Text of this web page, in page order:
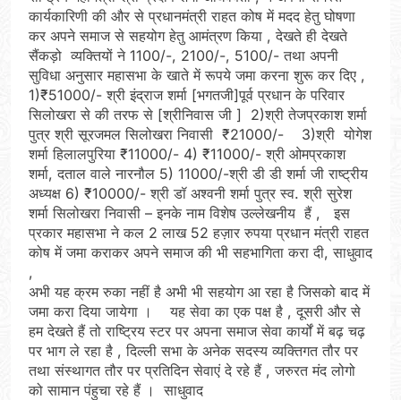
कार्यकारिणी की और से प्रधानमंत्री राहत कोष में मदद हेतु घोषणा
कर अपने समाज से सहयोग हेतु आमंत्रण किया , देखते ही देखते
सैंकड़ो व्यक्तियों ने 1100/-, 2100/-, 5100/- तथा अपनी
सुविधा अनुसार महासभा के खाते में रूपये जमा करना शुरू कर दिए ,
1)₹51000/- श्री इंद्राज शर्मा [भगतजी]पूर्व प्रधान के परिवार
सिलोखरा से की तरफ से [श्रीनिवास जी ] 2)श्री तेजप्रकाश शर्मा
पुत्र श्री सूरजमल सिलोखरा निवासी ₹21000/- 3)श्री योगेश
शर्मा हिलालपुरिया ₹11000/- 4) ₹11000/- श्री ओमप्रकाश
शर्मा, दताल वाले नारनौल 5) 11000/-श्री डी डी शर्मा जी राष्ट्रीय
अध्यक्ष 6) ₹10000/- श्री डॉ अश्वनी शर्मा पुत्र स्व. श्री सुरेश
शर्मा सिलोखरा निवासी – इनके नाम विशेष उल्लेखनीय हैं , इस
प्रकार महासभा ने कल 2 लाख 52 हज़ार रुपया प्रधान मंत्री राहत
कोष में जमा कराकर अपने समाज की भी सहभागिता करा दी, साधुवाद
,
अभी यह क्रम रुका नहीं है अभी भी सहयोग आ रहा है जिसको बाद में
जमा करा दिया जायेगा । यह सेवा का एक पक्ष है , दूसरी और से
हम देखते हैं तो राष्ट्रिय स्टर पर अपना समाज सेवा कार्यों में बढ़ चढ़
पर भाग ले रहा है , दिल्ली सभा के अनेक सदस्य व्यक्तिगत तौर पर
तथा संस्थागत तौर पर प्रतिदिन सेवाएं दे रहे हैं , जरुरत मंद लोगो
को सामान पंहुचा रहे हैं । साधुवाद